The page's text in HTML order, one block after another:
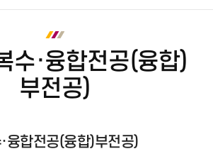
수·융합전공(융합)
부전공)
융합전공(융합)부전공)